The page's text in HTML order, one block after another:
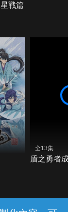
戰篇
全13集
盾之勇者